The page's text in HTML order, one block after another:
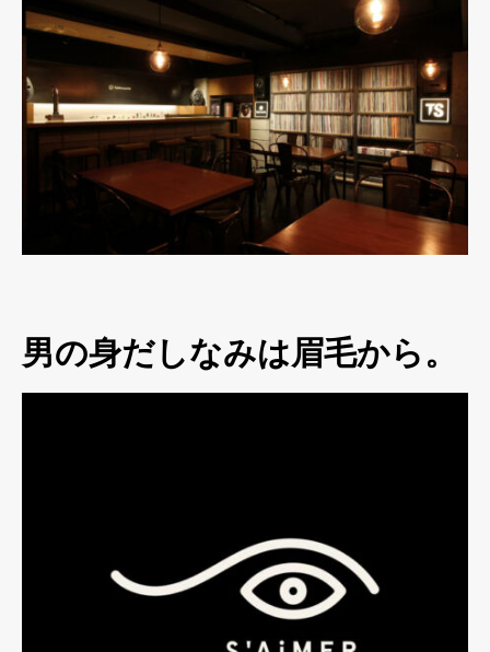
男の身だしなみは眉毛から。